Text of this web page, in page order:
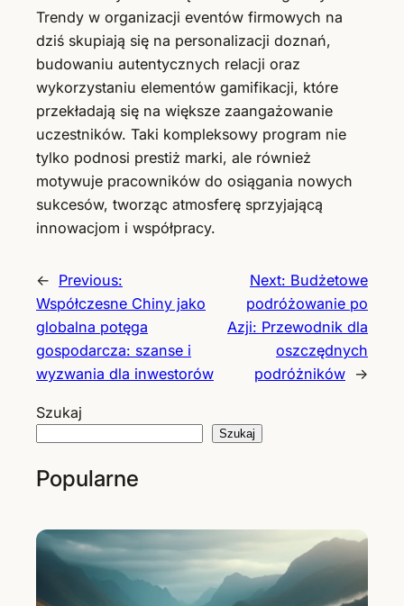
Trendy w organizacji eventów firmowych na
dziś skupiają się na personalizacji doznań,
budowaniu autentycznych relacji oraz
wykorzystaniu elementów gamifikacji, które
przekładają się na większe zaangażowanie
uczestników. Taki kompleksowy program nie
tylko podnosi prestiż marki, ale również
motywuje pracowników do osiągania nowych
sukcesów, tworząc atmosferę sprzyjającą
innowacjom i współpracy.
← Previous:
Współczesne Chiny jako
globalna potęga
gospodarcza: szanse i
wyzwania dla inwestorów
Next: Budżetowe
podróżowanie po
Azji: Przewodnik dla
oszczędnych
podróżników →
Szukaj
Szukaj
Popularne